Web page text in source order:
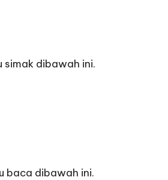
dibawah ini.
baca dibawah ini.